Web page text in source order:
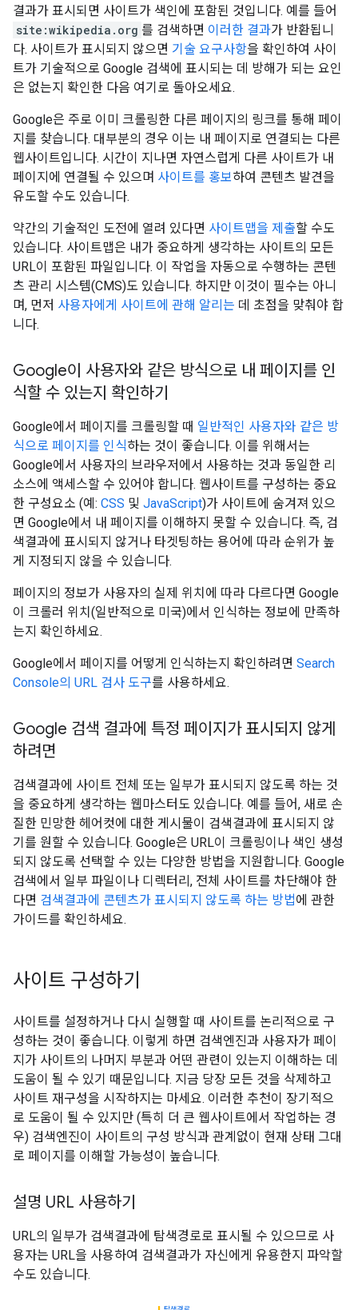
결과가 표시되면 사이트가 색인에 포함된 것입니다. 예를 들어
site:wikipedia.org 를 검색하면 이러한 결과가 반환됩니
다. 사이트가 표시되지 않으면 기술 요구사항을 확인하여 사이
트가 기술적으로 Google 검색에 표시되는 데 방해가 되는 요인
은 없는지 확인한 다음 여기로 돌아오세요.
Google은 주로 이미 크롤링한 다른 페이지의 링크를 통해 페이
지를 찾습니다. 대부분의 경우 이는 내 페이지로 연결되는 다른
웹사이트입니다. 시간이 지나면 자연스럽게 다른 사이트가 내
페이지에 연결될 수 있으며 사이트를 홍보하여 콘텐츠 발견을
유도할 수도 있습니다.
약간의 기술적인 도전에 열려 있다면 사이트맵을 제출할 수도
있습니다. 사이트맵은 내가 중요하게 생각하는 사이트의 모든
URL이 포함된 파일입니다. 이 작업을 자동으로 수행하는 콘텐
츠 관리 시스템(CMS)도 있습니다. 하지만 이것이 필수는 아니
며, 먼저 사용자에게 사이트에 관해 알리는 데 초점을 맞춰야 합
니다.
Google이 사용자와 같은 방식으로 내 페이지를 인
식할 수 있는지 확인하기
Google에서 페이지를 크롤링할 때 일반적인 사용자와 같은 방
식으로 페이지를 인식하는 것이 좋습니다. 이를 위해서는
Google에서 사용자의 브라우저에서 사용하는 것과 동일한 리
소스에 액세스할 수 있어야 합니다. 웹사이트를 구성하는 중요
한 구성요소 (예: CSS 및 JavaScript)가 사이트에 숨겨져 있으
면 Google에서 내 페이지를 이해하지 못할 수 있습니다. 즉, 검
색결과에 표시되지 않거나 타겟팅하는 용어에 따라 순위가 높
게 지정되지 않을 수 있습니다.
페이지의 정보가 사용자의 실제 위치에 따라 다르다면 Google
이 크롤러 위치(일반적으로 미국)에서 인식하는 정보에 만족하
는지 확인하세요.
Google에서 페이지를 어떻게 인식하는지 확인하려면 Search
Console의 URL 검사 도구를 사용하세요.
Google 검색 결과에 특정 페이지가 표시되지 않게
하려면
검색결과에 사이트 전체 또는 일부가 표시되지 않도록 하는 것
을 중요하게 생각하는 웹마스터도 있습니다. 예를 들어, 새로 손
질한 민망한 헤어컷에 대한 게시물이 검색결과에 표시되지 않
기를 원할 수 있습니다. Google은 URL이 크롤링이나 색인 생성
되지 않도록 선택할 수 있는 다양한 방법을 지원합니다. Google
검색에서 일부 파일이나 디렉터리, 전체 사이트를 차단해야 한
다면 검색결과에 콘텐츠가 표시되지 않도록 하는 방법에 관한
가이드를 확인하세요.
사이트 구성하기
사이트를 설정하거나 다시 실행할 때 사이트를 논리적으로 구
성하는 것이 좋습니다. 이렇게 하면 검색엔진과 사용자가 페이
지가 사이트의 나머지 부분과 어떤 관련이 있는지 이해하는 데
도움이 될 수 있기 때문입니다. 지금 당장 모든 것을 삭제하고
사이트 재구성을 시작하지는 마세요. 이러한 추천이 장기적으
로 도움이 될 수 있지만 (특히 더 큰 웹사이트에서 작업하는 경
우) 검색엔진이 사이트의 구성 방식과 관계없이 현재 상태 그대
로 페이지를 이해할 가능성이 높습니다.
설명 URL 사용하기
URL의 일부가 검색결과에 탐색경로로 표시될 수 있으므로 사
용자는 URL을 사용하여 검색결과가 자신에게 유용한지 파악할
수도 있습니다.